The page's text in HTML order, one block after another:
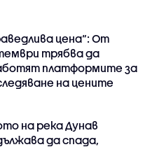
цена“: От
трябва да
платформите за
на цените
на река Дунав
да спада,